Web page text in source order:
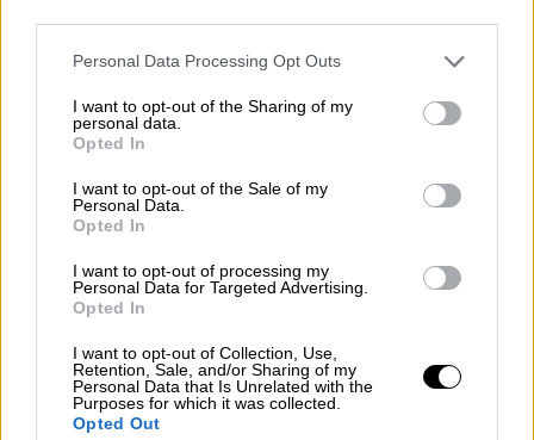
Please note that this website/app uses one or more Google
not limited to your visit or usage behaviour. You may click to
grant or deny consent to Google and its third-party tags to
use your data for below specified purposes in below Google
consent section.
Personal Data Processing Opt Outs
I want to opt-out of the Sharing of my
personal data.
Opted In
I want to opt-out of the Sale of my
Personal Data.
Opted In
I want to opt-out of processing my
Personal Data for Targeted Advertising.
Opted In
I want to opt-out of Collection, Use,
Retention, Sale, and/or Sharing of my
Personal Data that Is Unrelated with the
Purposes for which it was collected.
Opted Out
«Δύο πόλεις, Μία ομάδα, Μία φανέλα»:
Στον αέρα η εντυπωσιακή επετειακή
εμφάνιση του ΠΑΟΚ!
Η νέα επετειακή φανέλα του «δικεφάλου
του Βορρά» είναι συνδεδεμένη με τις ρίζες
του συλλόγου, αφού ενώνει την
Κωνσταντινούπολη με τη Θεσσαλονίκη